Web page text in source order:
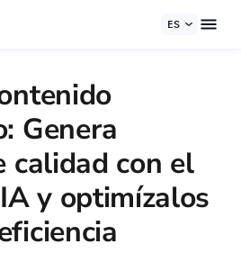
ES
Genera
calidad con el
y optimízalos